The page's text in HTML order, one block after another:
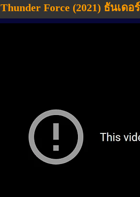
Thunder Force (2021) ธันเ